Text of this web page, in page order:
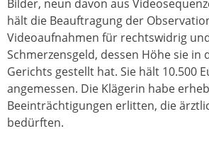
Bilder, neun davon aus
hält die Beauftragung der
Videoaufnahmen für rechtswidrig
Schmerzensgeld, dessen Höhe sie in
Gerichts gestellt hat. Sie hält 10.500
angemessen. Die Klägerin habe
Beeinträchtigungen erlitten, die
bedürften.